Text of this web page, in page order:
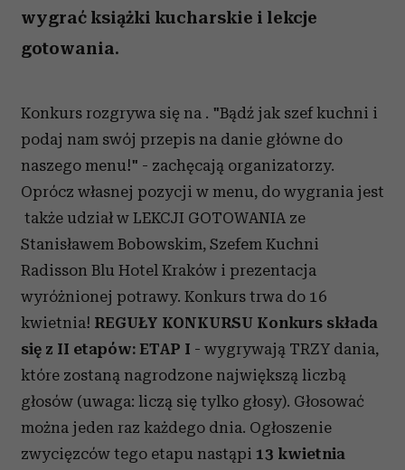
wygrać książki kucharskie i lekcje
gotowania.
Konkurs rozgrywa się na . "Bądź jak szef kuchni i
podaj nam swój przepis na danie główne do
naszego menu!" - zachęcają organizatorzy.
Oprócz własnej pozycji w menu, do wygrania jest
także udział w LEKCJI GOTOWANIA ze
Stanisławem Bobowskim, Szefem Kuchni
Radisson Blu Hotel Kraków i prezentacja
wyróżnionej potrawy. Konkurs trwa do 16
kwietnia! REGUŁY KONKURSU Konkurs składa
się z II etapów: ETAP I - wygrywają TRZY dania,
które zostaną nagrodzone największą liczbą
głosów (uwaga: liczą się tylko głosy). Głosować
można jeden raz każdego dnia. Ogłoszenie
zwycięzców tego etapu nastąpi 13 kwietnia